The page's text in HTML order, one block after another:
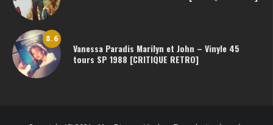
8.6
Vanessa Paradis Marilyn et John – Vinyle 45
tours SP 1988 [CRITIQUE RETRO]